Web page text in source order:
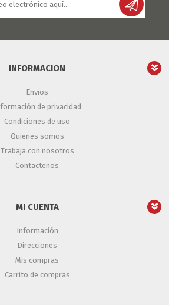
INFORMACION
Envíos
de privacidad
Condiciones de uso
Quienes somos
Trabaja con nosotros
Contactenos
MI CUENTA
Información
Direcciones
Mis compras
Carrito de compras